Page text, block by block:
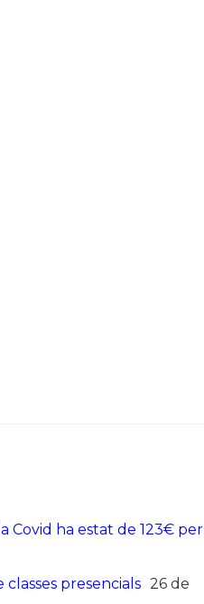
Covid ha estat de 123€ per
classes presencials 26 de